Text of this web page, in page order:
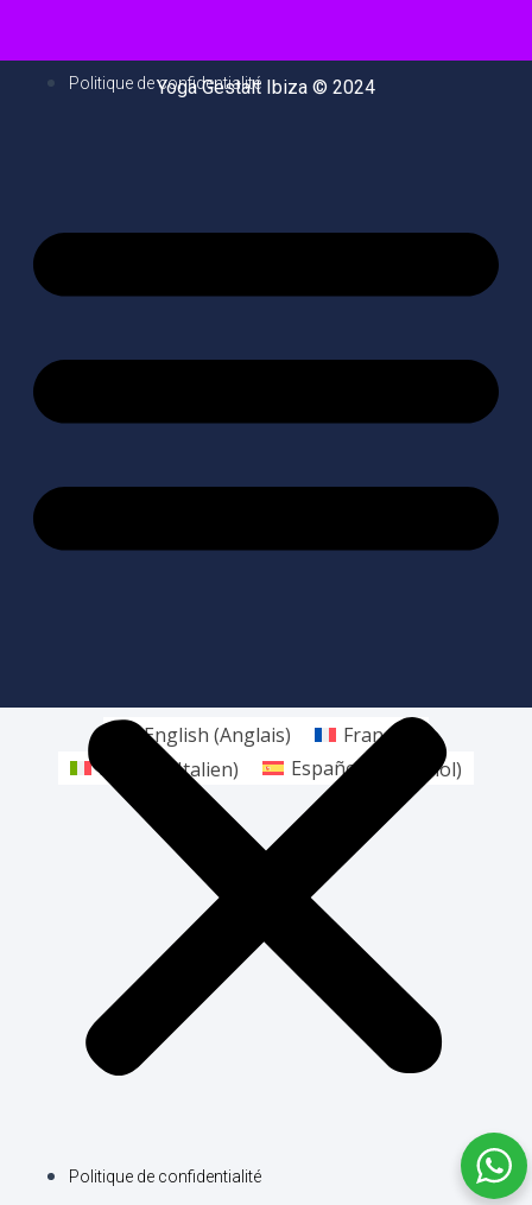
Yoga Gestalt Ibiza © 2024
Politique de confidentialité
Politique de confidentialité
English (Anglais)
Français
Italiano
(Italien) Español Espagnol)